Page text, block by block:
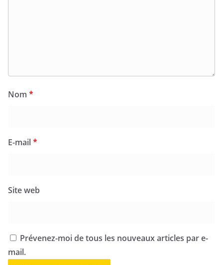
Nom *
E-mail*
Site web
Prévenez-moi de tous les nouveaux articles par e-
mail.